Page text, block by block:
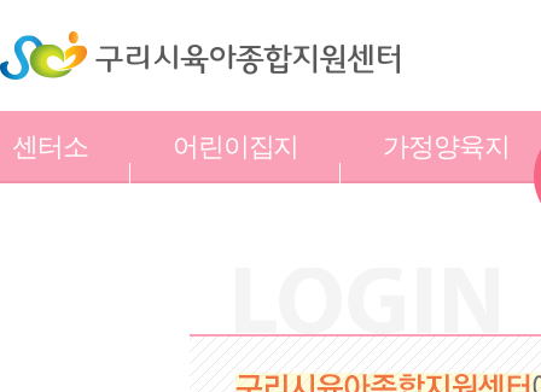
센터소
어린이집지
가정양육지